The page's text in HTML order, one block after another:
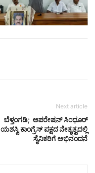
Next article
ಬೆಳ್ತಂಗಡಿ; ಆಪರೇಷನ್ ಸಿಂಧೂರ್
ಯಶಸ್ವಿ ಕಾಂಗ್ರೆಸ್ ಪಕ್ಷದ ನೇತೃತ್ವದಲ್ಲಿ
ಸೈನಿಕರಿಗೆ ಅಭಿನಂದನೆ